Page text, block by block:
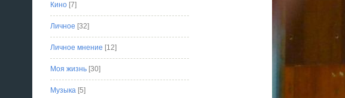
Кино[7]
Личное [32]
Личное мнение [12]
Моя жизнь[30]
Музыка[5]